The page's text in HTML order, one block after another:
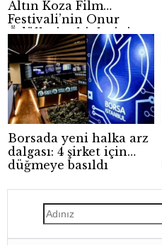
Altın Koza Film
Festivali’nin Onur
Ödülleri sahiplerini
buldu
Borsada yeni halka arz
dalgası: 4 şirket için
düğmeye basıldı